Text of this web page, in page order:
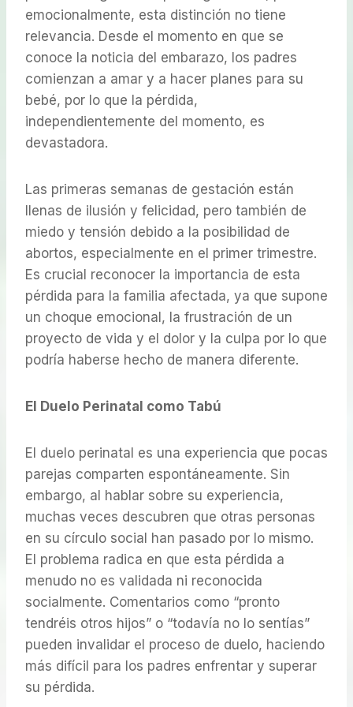
emocionalmente, esta distinción no tiene
relevancia. Desde el momento en que se
conoce la noticia del embarazo, los padres
comienzan a amar y a hacer planes para su
bebé, por lo que la pérdida,
independientemente del momento, es
devastadora.
Las primeras semanas de gestación están
llenas de ilusión y felicidad, pero también de
miedo y tensión debido a la posibilidad de
abortos, especialmente en el primer trimestre.
Es crucial reconocer la importancia de esta
pérdida para la familia afectada, ya que supone
un choque emocional, la frustración de un
proyecto de vida y el dolor y la culpa por lo que
podría haberse hecho de manera diferente.
El Duelo Perinatal como Tabú
El duelo perinatal es una experiencia que pocas
parejas comparten espontáneamente. Sin
embargo, al hablar sobre su experiencia,
muchas veces descubren que otras personas
en su círculo social han pasado por lo mismo.
El problema radica en que esta pérdida a
menudo no es validada ni reconocida
socialmente. Comentarios como “pronto
tendréis otros hijos” o “todavía no lo sentías”
pueden invalidar el proceso de duelo, haciendo
más difícil para los padres enfrentar y superar
su pérdida.